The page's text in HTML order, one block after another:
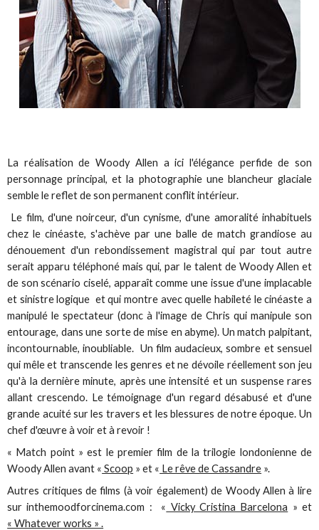
La réalisation de Woody Allen a ici l'élégance perfide de son
personnage principal, et la photographie une blancheur glaciale
semble le reflet de son permanent conflit intérieur.
Le film, d'une noirceur, d'un cynisme, d'une amoralité inhabituels
chez le cinéaste, s'achève par une balle de match grandiose au
dénouement d'un rebondissement magistral qui par tout autre
serait apparu téléphoné mais qui, par le talent de Woody Allen et
de son scénario ciselé, apparaît comme une issue d'une implacable
et sinistre logique et qui montre avec quelle habileté le cinéaste a
manipulé le spectateur (donc à l'image de Chris qui manipule son
entourage, dans une sorte de mise en abyme). Un match palpitant,
incontournable, inoubliable. Un film audacieux, sombre et sensuel
qui mêle et transcende les genres et ne dévoile réellement son jeu
qu'à la dernière minute, après une intensité et un suspense rares
allant crescendo. Le témoignage d'un regard désabusé et d'une
grande acuité sur les travers et les blessures de notre époque. Un
chef d'œuvre à voir et à revoir !
« Match point » est le premier film de la trilogie londonienne de
Woody Allen avant « Scoop » et « Le rêve de Cassandre ».
Autres critiques de films (à voir également) de Woody Allen à lire
sur inthemoodforcinema.com : « Vicky Cristina Barcelona » et
« Whatever works » .